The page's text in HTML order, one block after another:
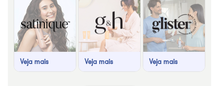
Veja mais Veja mais Veja mais